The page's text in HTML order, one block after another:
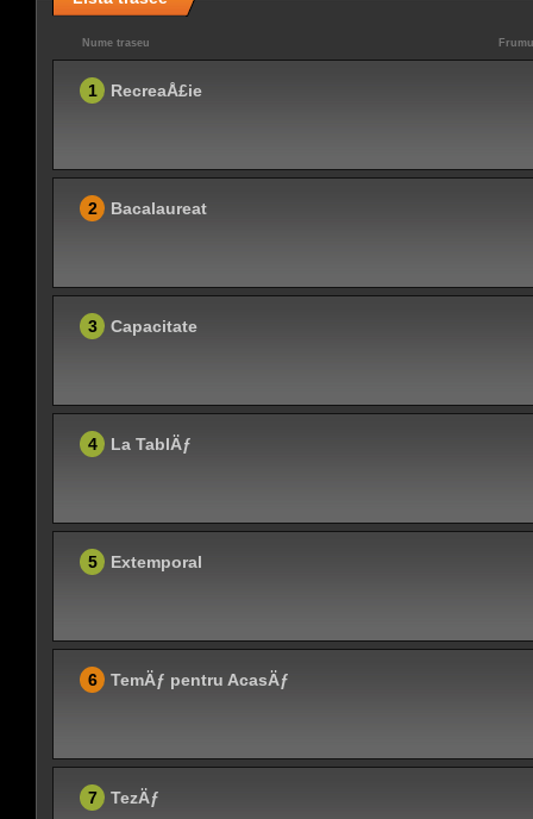
Nume traseu
1 RecreaÅ£ie
2 Bacalaureat
3 Capacitate
4 La TablÄƒ
5 Extemporal
6 TemÄƒ pentru AcasÄƒ
7 TezÄƒ